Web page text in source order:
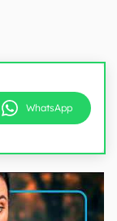
WhatsApp